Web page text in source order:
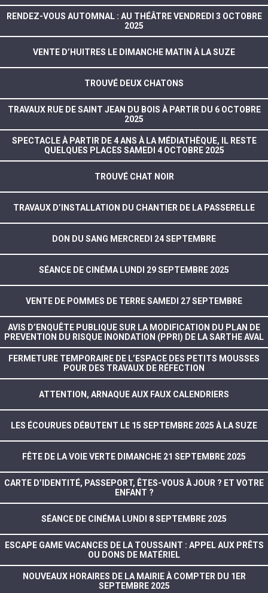
RENDEZ-VOUS AUTOMNAL : AU THÉÂTRE VENDREDI 3 OCTOBRE
2025
VENTE D’HUITRES LE DIMANCHE MATIN À LA SUZE
TROUVÉ DEUX CHATONS
TRAVAUX RUE DE SAINT JEAN DU BOIS À PARTIR DU 6 OCTOBRE
2025
SPECTACLE À PARTIR DE 4 ANS À LA MÉDIATHÈQUE, IL RESTE
QUELQUES PLACES SAMEDI 4 OCTOBRE 2025
TROUVÉ CHAT NOIR
TRAVAUX D’INSTALLATION DU CHANTIER DE LA PASSERELLE
DON DU SANG MERCREDI 24 SEPTEMBRE
SÉANCE DE CINÉMA LUNDI 29 SEPTEMBRE 2025
VENTE DE POMMES DE TERRE SAMEDI 27 SEPTEMBRE
AVIS D’ENQUÊTE PUBLIQUE SUR LA MODIFICATION DU PLAN DE
PREVENTION DU RISQUE INONDATION (PPRI) DE LA SARTHE AVAL
FERMETURE TEMPORAIRE DE L’ESPACE DES PETITS MOUSSES
POUR DES TRAVAUX DE RÉFECTION
ATTENTION, ARNAQUE AUX FAUX CALENDRIERS
LES ÉCOURUES DÉBUTENT LE 15 SEPTEMBRE 2025 À LA SUZE
FÊTE DE LA VOIE VERTE DIMANCHE 21 SEPTEMBRE 2025
CARTE D’IDENTITÉ, PASSEPORT, ÊTES-VOUS À JOUR ? ET VOTRE
ENFANT ?
SÉANCE DE CINÉMA LUNDI 8 SEPTEMBRE 2025
ESCAPE GAME VACANCES DE LA TOUSSAINT : APPEL AUX PRÊTS
OU DONS DE MATÉRIEL
NOUVEAUX HORAIRES DE LA MAIRIE À COMPTER DU 1ER
SEPTEMBRE 2025